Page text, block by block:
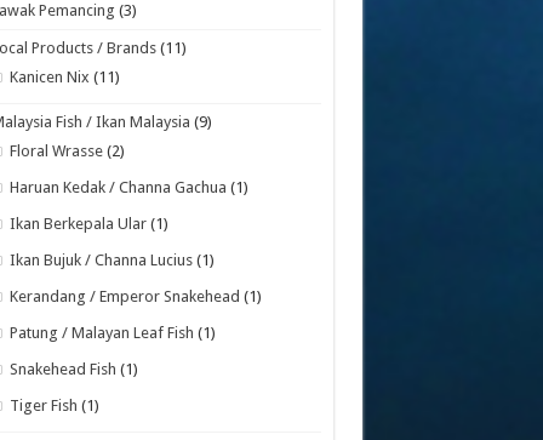
Pemancing (3)
Products / Brands (11)
Kanicen Nix (11)
Fish / Ikan Malaysia (9)
Floral Wrasse (2)
Haruan Kedak / Channa Gachua (1)
Ikan Berkepala Ular (1)
Ikan Bujuk / Channa Lucius (1)
Kerandang / Emperor Snakehead (1)
Patung / Malayan Leaf Fish (1)
Snakehead Fish (1)
Tiger Fish (1)